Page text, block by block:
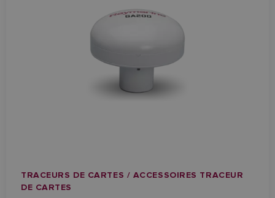
TRACEURS DE CARTES / ACCESSOIRES TRACEUR
DE CARTES